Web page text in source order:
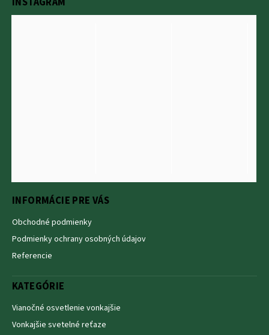
INFORMÁCIE PRE VÁS
Obchodné podmienky
Podmienky ochrany osobných údajov
Referencie
KATEGÓRIE
Vianočné osvetlenie vonkajšie
Vonkajšie svetelné reťaze